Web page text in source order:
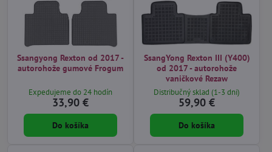
Ssangyong Rexton od 2017 -
autorohože gumové Frogum
Expedujeme do 24 hodín
33,90 €
Do košíka
SsangYong Rexton III (Y400)
od 2017 - autorohože
vaničkové Rezaw
Distribučný sklad (1-3 dni)
59,90 €
Do košíka